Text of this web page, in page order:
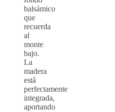
balsámico
que
recuerda
al
monte
bajo.
La
madera
está
perfectamente
integrada,
aportando